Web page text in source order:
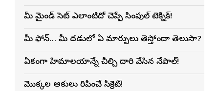
మీ మైండ్ సెట్ ఎలాంటిదో చెప్పే సింపుల్ టెక్నిక్!
మీ ఫోన్… మీ మెదడులో ఏ మార్పులు తెస్తోందా తెలుసా?
ఏకంగా హిమాలయాన్నే చీల్చి దారి వేసిన నేపాల్!
మొక్కల ఆకులు మెరిపించే సీక్రెట్!